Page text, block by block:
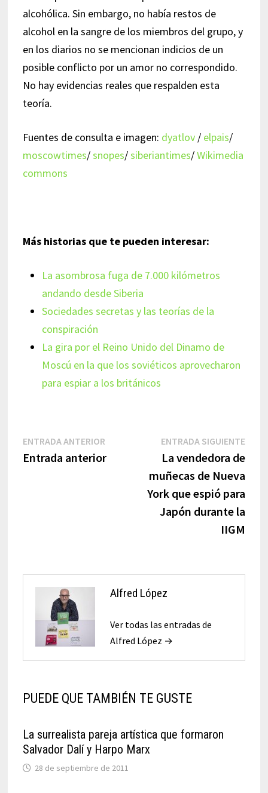
alcohólica. Sin embargo, no había restos de
alcohol en la sangre de los miembros del grupo, y
en los diarios no se mencionan indicios de un
posible conflicto por un amor no correspondido.
No hay evidencias reales que respalden esta
teoría.
Fuentes de consulta e imagen: dyatlov/ elpais/
moscowtimes/snopes/siberiantimes/Wikimedia
commons
Más historias que te pueden interesar:
La asombrosa fuga de 7.000 kilómetros
andando desde Siberia
Sociedades secretas y las teorías de la
conspiración
La gira por el Reino Unido del Dinamo de
Moscú en la que los soviéticos aprovecharon
para espiar a los británicos
Navegación
de
ENTRADA ANTERIOREntrada
anterior:
Entrada anterior
ENTRADA SIGUIENTE
La vendedora de
muñecas de Nueva
York que espió para
Japón durante la
IIGM
Alfred López
Ver todas las entradas de
Alfred López →
PUEDE QUE TAMBIÉN TE GUSTE
La surrealista pareja artística que formaron
Salvador Dalí y Harpo Marx
28 de septiembre de 2011